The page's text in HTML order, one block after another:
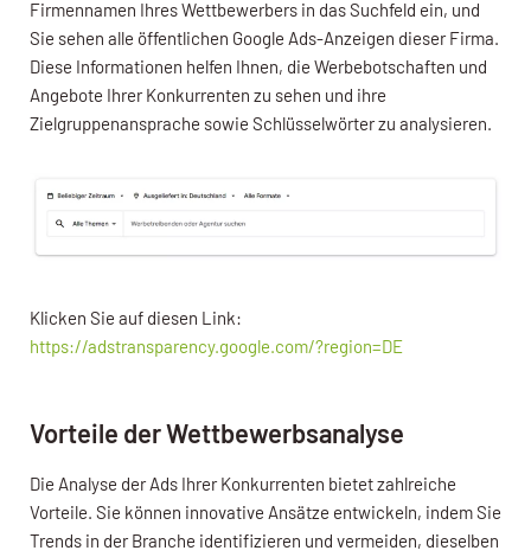
Firmennamen Ihres Wettbewerbers in das Suchfeld ein, und
Sie sehen alle öffentlichen Google Ads-Anzeigen dieser Firma.
Diese Informationen helfen Ihnen, die Werbebotschaften und
Angebote Ihrer Konkurrenten zu sehen und ihre
Zielgruppenansprache sowie Schlüsselwörter zu analysieren.
Klicken Sie auf diesen Link:
https://adstransparency.google.com/?region=DE
Vorteile der Wettbewerbsanalyse
Die Analyse der Ads Ihrer Konkurrenten bietet zahlreiche
Vorteile. Sie können innovative Ansätze entwickeln, indem Sie
Trends in der Branche identifizieren und vermeiden, dieselben